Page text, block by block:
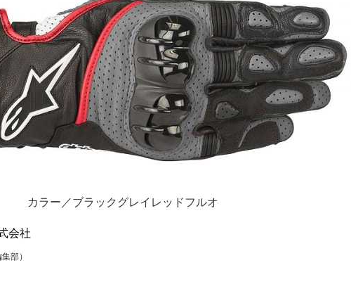
カラー／ブラックグレイレッドフルオ
会社
部）